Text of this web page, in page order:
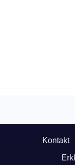
Kontakt